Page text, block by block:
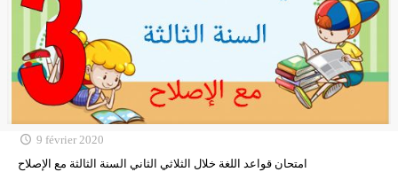
9 février 2020
امتحان قواعد اللغة خلال الثلاثي الثاني السنة الثالثة مع الإصلاح